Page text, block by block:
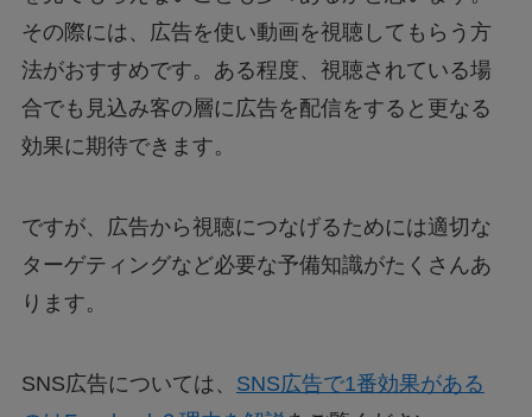
その際には、広告を使い動画を視聴してもらう方
法がおすすめです。ある程度、視聴されている場
合でも見込み客の層に広告を配信をすると更なる
効果に期待できます。
ですが、広告から視聴につなげるためには適切な
ターゲティングなど必要な予備知識がたくさんあ
ります。
SNS広告については、 SNS広告で1番効果がある